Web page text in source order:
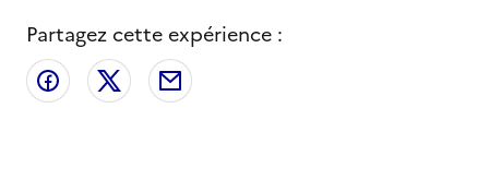
Partagez cette expérience :
Partager sur Facebook
Partager sur X